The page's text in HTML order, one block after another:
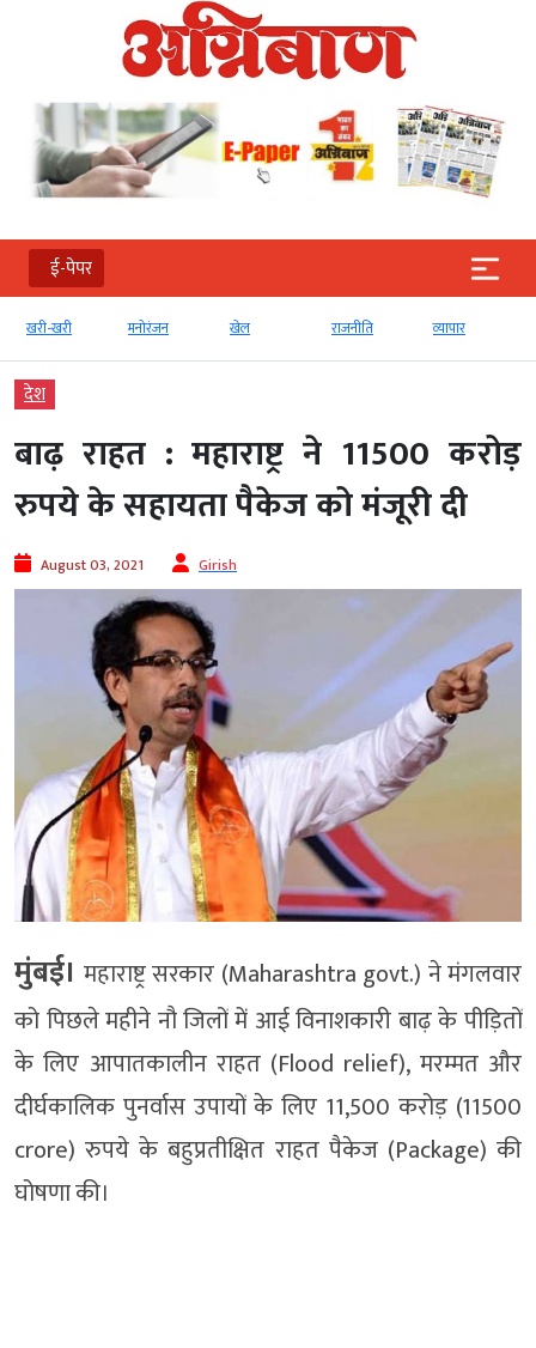
ई-पेपर
खरी-खरी मनोरंजन खेल राजनीति व्‍यापार
देश
बाढ़ राहत : महाराष्ट्र ने 11500 करोड़
रुपये के सहायता पैकेज को मंजूरी दी
August 03, 2021 Girish
मुंबई। महाराष्ट्र सरकार (Maharashtra govt.) ने मंगलवार
को पिछले महीने नौ जिलों में आई विनाशकारी बाढ़ के पीड़ितों
के लिए आपातकालीन राहत (Flood relief), मरम्मत और
दीर्घकालिक पुनर्वास उपायों के लिए 11,500 करोड़ (11500
crore) रुपये के बहुप्रतीक्षित राहत पैकेज (Package) की
घोषणा की।